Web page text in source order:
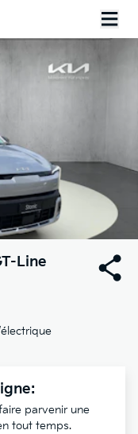
Line
parvenir une
tout temps.